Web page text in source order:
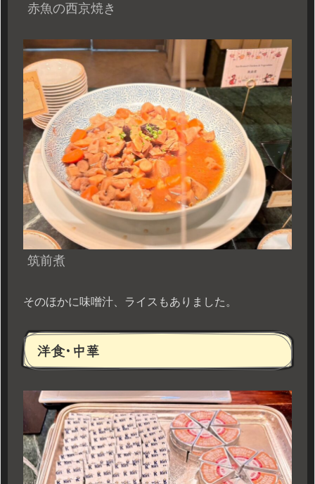
赤魚の西京焼き
筑前煮
そのほかに味噌汁、ライスもありました。
洋食･中華